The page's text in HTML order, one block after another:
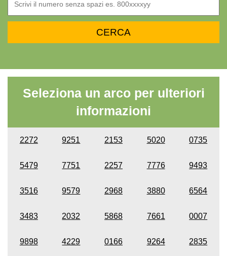
Seleziona un arco per ulteriori
informazioni
2272 9251 2153 5020 0735
5479 7751 2257 7776 9493
3516 9579 2968 3880 6564
3483 2032 5868 7661 0007
9898 4229 0166 9264 2835